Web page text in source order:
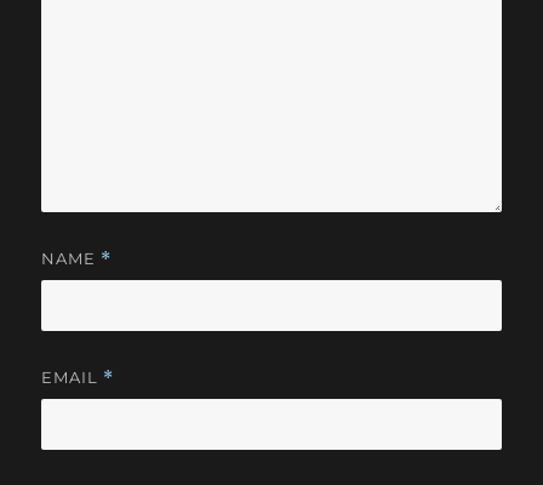
NAME *
EMAIL *